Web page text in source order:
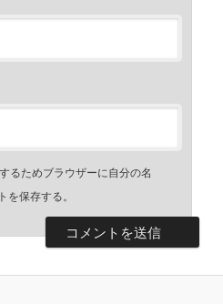
るためブラウザーに自分の名
保存する。